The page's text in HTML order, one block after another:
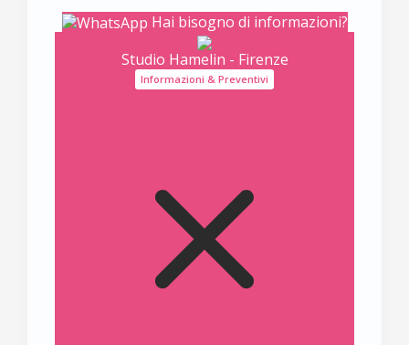
Hai bisogno di informazioni?
Studio Hamelin - Firenze
Informazioni & Preventivi